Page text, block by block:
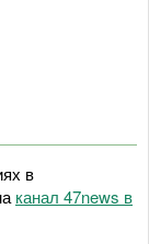
в
канал 47news в